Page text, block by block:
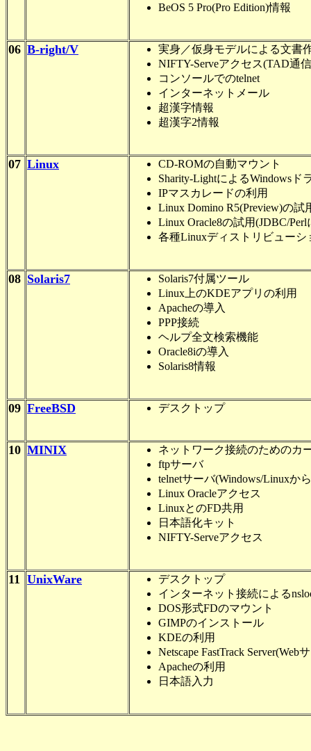
BeOS 5 Pro(Pro Edition)情報
06 B-right/V
実身／仮身モデルによる文書
NIFTY-Serveアクセス(TAD通
コンソールでのtelnet
インターネットメール
超漢字情報
超漢字2情報
07 Linux
CD-ROMの自動マウント
Sharity-LightによるWindows
IPマスカレードの利用
Linux Domino R5(Preview)の試
Linux Oracle8の試用(JDBC/
各種Linuxディストリビューシ
08 Solaris7
Solaris7付属ツール
Linux上のKDEアプリの利用
Apacheの導入
PPP接続
ヘルプ全文検索機能
Oracle8iの導入
Solaris8情報
09 FreeBSD デスクトップ
10 MINIX
ネットワーク接続のためのカ
ftpサーバ
telnetサーバ(Windows/Linuxか
Linux Oracleアクセス
LinuxとのFD共用
日本語化キット
NIFTY-Serveアクセス
11 UnixWare
デスクトップ
インターネット接続による
DOS形式FDのマウント
GIMPのインストール
KDEの利用
Netscape FastTrack Server(Web
Apacheの利用
日本語入力